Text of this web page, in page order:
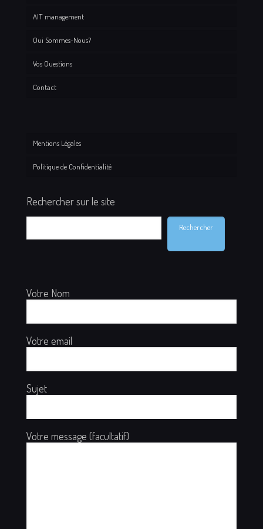
AIT management
Qui Sommes-Nous?
Vos Questions
Contact
Mentions Légales
Politique de Confidentialité
Rechercher sur le site
Rechercher
Votre Nom
Votre email
Sujet
Votre message (facultatif)